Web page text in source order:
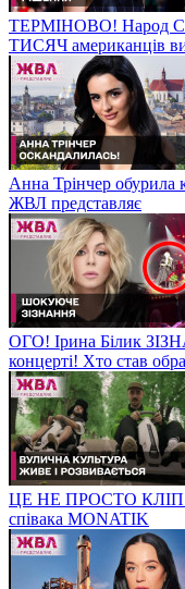
ТЕРМІНОВО! Народ
ТИСЯЧ американців
Анна Трінчер обурила
ЖВЛ представляє
ОГО! Ірина Білик
концерті! Хто став
ЦЕ НЕ ПРОСТО КЛІП!
співака MONATIK